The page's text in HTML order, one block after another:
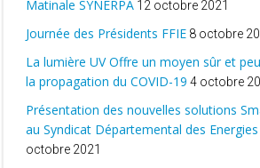
Matinale SYNERPA 12 octobre 2021
Journée des Présidents FFIE 8 octobre
La lumière UV Offre un moyen sûr et
la propagation du COVID-19 4 octobre
Présentation des nouvelles solutions
au Syndicat Départemental des
octobre 2021